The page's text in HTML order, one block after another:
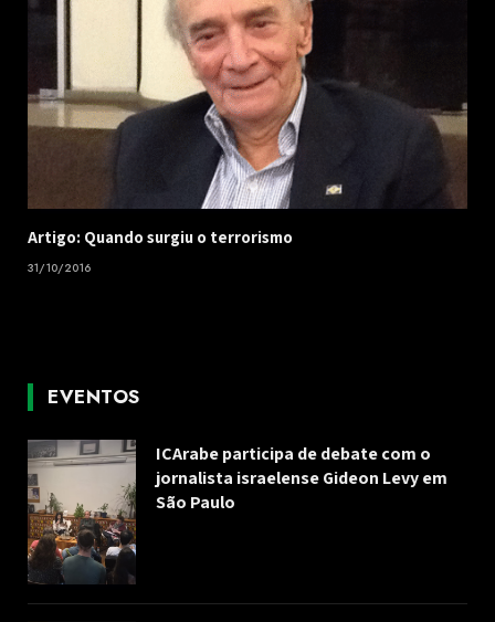
Artigo: Quando surgiu o terrorismo
31/10/2016
EVENTOS
ICArabe participa de debate com o
jornalista israelense Gideon Levy em
São Paulo